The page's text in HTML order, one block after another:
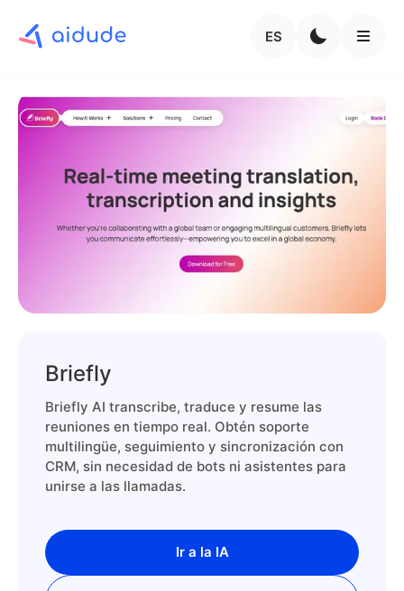
ES
Briefly
Briefly AI transcribe, traduce y resume las
reuniones en tiempo real. Obtén soporte
multilingüe, seguimiento y sincronización con
CRM, sin necesidad de bots ni asistentes para
unirse a las llamadas.
Ir a la IA